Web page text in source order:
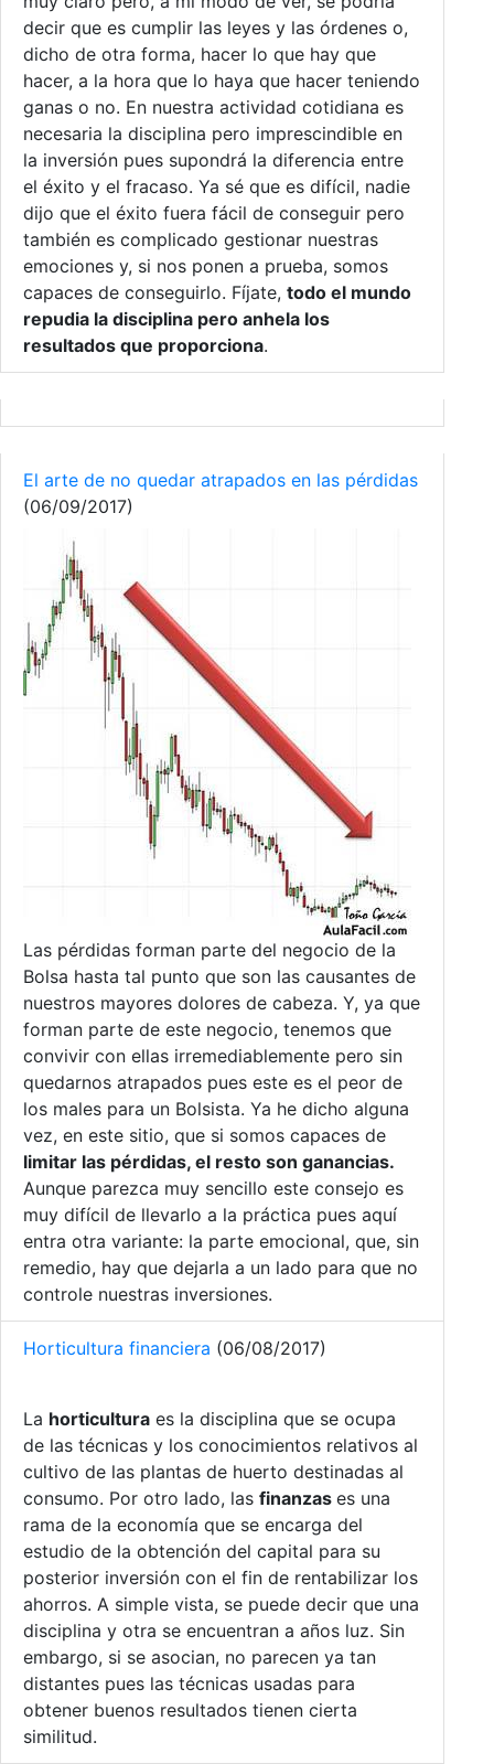
decir que es cumplir las leyes y las órdenes o,
dicho de otra forma, hacer lo que hay que
hacer, a la hora que lo haya que hacer teniendo
ganas o no. En nuestra actividad cotidiana es
necesaria la disciplina pero imprescindible en
la inversión pues supondrá la diferencia entre
el éxito y el fracaso. Ya sé que es difícil, nadie
dijo que el éxito fuera fácil de conseguir pero
también es complicado gestionar nuestras
emociones y, si nos ponen a prueba, somos
capaces de conseguirlo. Fíjate, todo el mundo
repudia la disciplina pero anhela los
resultados que proporciona.
El arte de no quedar atrapados en las pérdidas
(06/09/2017)
Las pérdidas forman parte del negocio de la
Bolsa hasta tal punto que son las causantes de
nuestros mayores dolores de cabeza. Y, ya que
forman parte de este negocio, tenemos que
convivir con ellas irremediablemente pero sin
quedarnos atrapados pues este es el peor de
los males para un Bolsista. Ya he dicho alguna
vez, en este sitio, que si somos capaces de
limitar las pérdidas, el resto son ganancias.
Aunque parezca muy sencillo este consejo es
muy difícil de llevarlo a la práctica pues aquí
entra otra variante: la parte emocional, que, sin
remedio, hay que dejarla a un lado para que no
controle nuestras inversiones.
Horticultura financiera (06/08/2017)
La horticultura es la disciplina que se ocupa
de las técnicas y los conocimientos relativos al
cultivo de las plantas de huerto destinadas al
consumo. Por otro lado, las finanzas es una
rama de la economía que se encarga del
estudio de la obtención del capital para su
posterior inversión con el fin de rentabilizar los
ahorros. A simple vista, se puede decir que una
disciplina y otra se encuentran a años luz. Sin
embargo, si se asocian, no parecen ya tan
distantes pues las técnicas usadas para
obtener buenos resultados tienen cierta
similitud.